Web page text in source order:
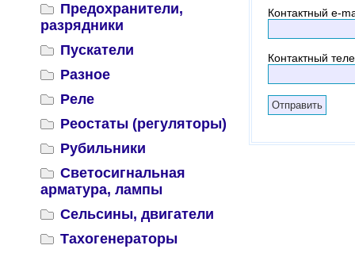
Предохранители,
разрядники
Пускатели
Разное
Реле
Реостаты (регуляторы)
Рубильники
Светосигнальная
арматура, лампы
Сельсины, двигатели
Тахогенераторы
Контактный e-
Контактный